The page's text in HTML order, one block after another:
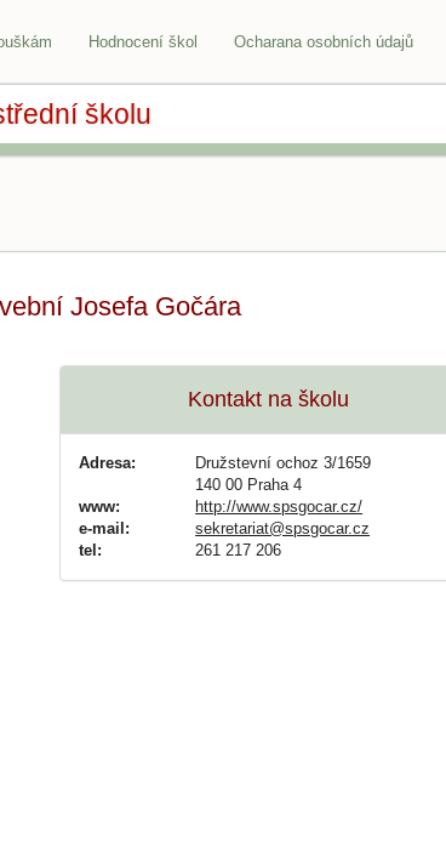
Hodnocení škol Ocharana osobních údajů
školu
Josefa Gočára
Kontakt na školu
Adresa:
Družstevní ochoz 3/1659
140 00 Praha 4
www:
http://www.spsgocar.cz/
e-mail:
sekretariat@spsgocar.cz
tel:
261 217 206